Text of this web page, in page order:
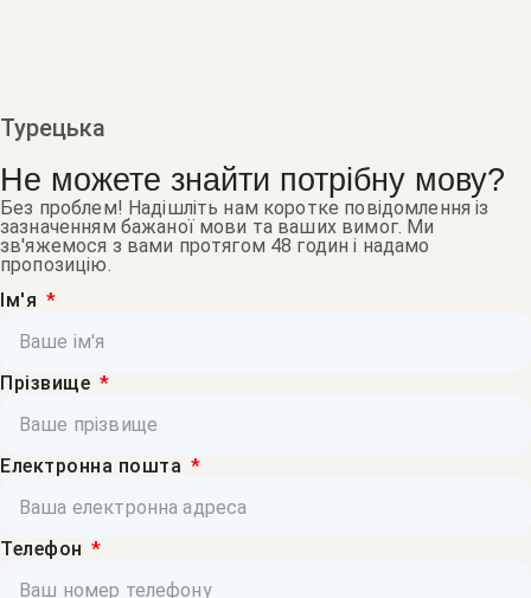
Турецька
Не можете знайти потрібну мову?
Без проблем! Надішліть нам коротке повідомлення із
зазначенням бажаної мови та ваших вимог. Ми
зв'яжемося з вами протягом 48 годин і надамо
пропозицію.
Ім'я
Прізвище
Електронна пошта
Телефон